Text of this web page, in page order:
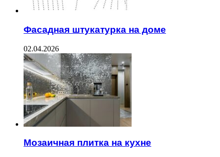
Фасадная штукатурка на доме
02.04.2026
Мозаичная плитка на кухне